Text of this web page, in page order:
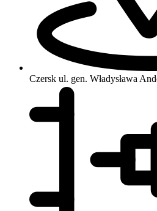
Czersk ul. gen. Władysława